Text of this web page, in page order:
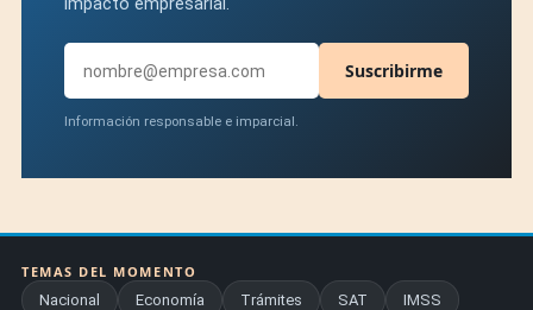
impacto empresarial.
Suscribirme
Información responsable e imparcial.
TEMAS DEL MOMENTO
Nacional
Economía Trámites SAT IMSS